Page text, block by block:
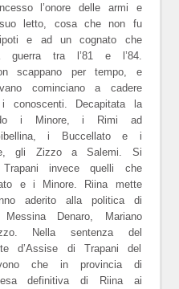
l’onore delle armi e
letto, cosa che non fu
e ad un cognato che
guerra tra l’81 e l’84.
scappano per tempo, e
cominciano a cadere
Decapitata la
i Minore, i Rimi ad
i Buccellato e i
gli Zizzo a Salemi. Si
invece quelli che
e i Minore. Riina mette
aderito alla politica di
Denaro, Mariano
Nella sentenza del
d’Assise di Trapani del
che in provincia di
definitiva di Riina ai